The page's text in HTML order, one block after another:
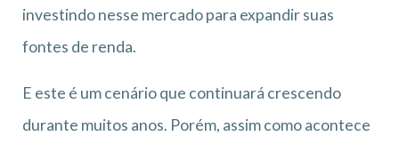
investindo nesse mercado para expandir suas
fontes de renda.
E este é um cenário que continuará crescendo
durante muitos anos. Porém, assim como acontece